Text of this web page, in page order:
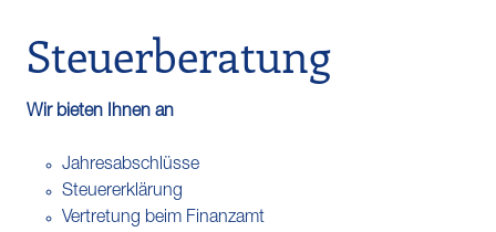
Steuerberatung
Wir bieten Ihnen an
Jahresabschlüsse
Steuererklärung
Vertretung beim Finanzamt